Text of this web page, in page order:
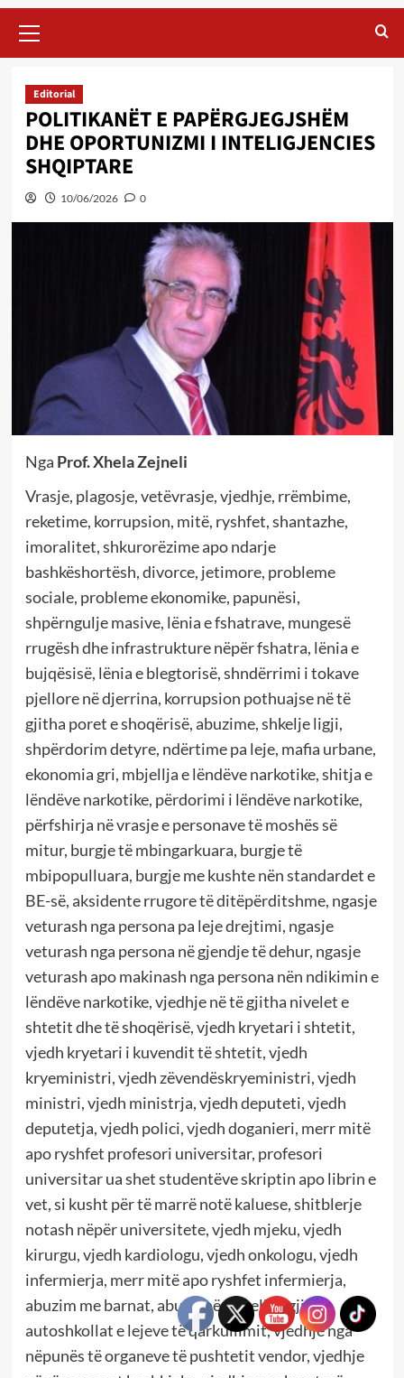
Menu
Editorial
POLITIKANËT E PAPËRGJEGJSHËM
DHE OPORTUNIZMI I INTELIGJENCIES
SHQIPTARE
10/06/2026 0
Nga Prof. Xhela Zejneli
Vrasje, plagosje, vetëvrasje, vjedhje, rrëmbime,
reketime, korrupsion, mitë, ryshfet, shantazhe,
imoralitet, shkurorëzime apo ndarje
bashkëshortësh, divorce, jetimore, probleme
sociale, probleme ekonomike, papunësi,
shpërngulje masive, lënia e fshatrave, mungesë
rrugësh dhe infrastrukture nëpër fshatra, lënia e
bujqësisë, lënia e blegtorisë, shndërrimi i tokave
pjellore në djerrina, korrupsion pothuajse në të
gjitha poret e shoqërisë, abuzime, shkelje ligji,
shpërdorim detyre, ndërtime pa leje, mafia urbane,
ekonomia gri, mbjellja e lëndëve narkotike, shitja e
lëndëve narkotike, përdorimi i lëndëve narkotike,
përfshirja në vrasje e personave të moshës së
mitur, burgje të mbingarkuara, burgje të
mbipopulluara, burgje me kushte nën standardet e
BE-së, aksidente rrugore të ditëpërditshme, ngasje
veturash nga persona pa leje drejtimi, ngasje
veturash nga persona në gjendje të dehur, ngasje
veturash apo makinash nga persona nën ndikimin e
lëndëve narkotike, vjedhje në të gjitha nivelet e
shtetit dhe të shoqërisë, vjedh kryetari i shtetit,
vjedh kryetari i kuvendit të shtetit, vjedh
kryeministri, vjedh zëvendëskryeministri, vjedh
ministri, vjedh ministrja, vjedh deputeti, vjedh
deputetja, vjedh polici, vjedh doganieri, merr mitë
apo ryshfet profesori universitar, profesori
universitar ua shet studentëve skriptin apo librin e
vet, si kusht për të marrë notë kaluese, shitblerje
notash nëpër universitete, vjedh mjeku, vjedh
kirurgu, vjedh kardiologu, vjedh onkologu, vjedh
infermierja, merr mitë apo ryshfet infermierja,
abuzim me barnat, abuzojnë, shkelje ligji nga
autoshkollat e lejeve të qarkullimit, vjedhje nga
nëpunës të organeve të pushtetit vendor, vjedhje